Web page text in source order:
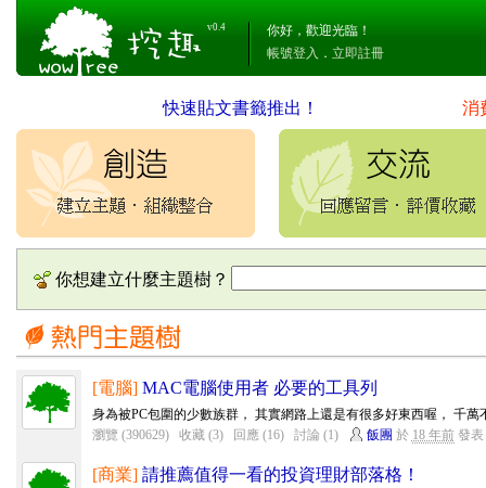
v0.4
你好，歡迎光臨！
帳號登入 ． 立即註冊
快速貼文書籤推出！ 消
你想建立什麼主題樹？
[電腦] MAC電腦使用者 必要的工具列
身為被PC包圍的少數族群， 其實網路上還是有很多好東西喔， 千
瀏覽 (390629)
收藏 (3) 回應 (16) 討論 (1) 飯團 於 18 年前發表
[商業] 請推薦值得一看的投資理財部落格！